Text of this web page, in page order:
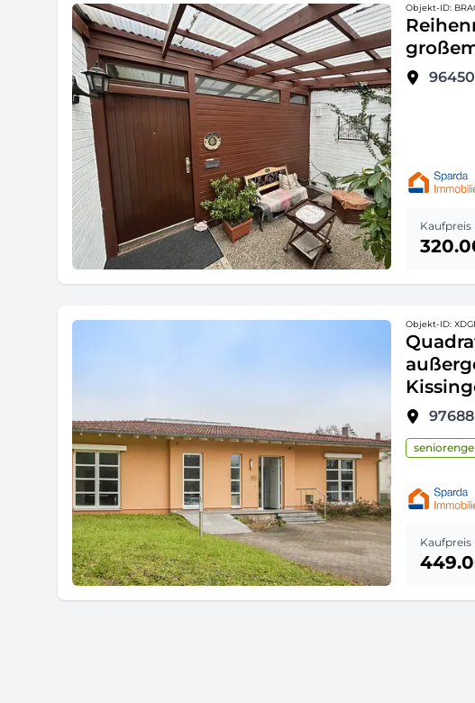
Objekt-ID:
96450
Kaufpreis
Objekt-ID:
97688
Kaufpreis